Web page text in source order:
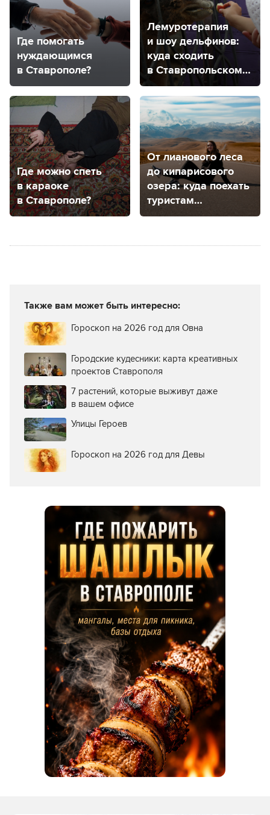
Где помогать
нуждающимся
в Ставрополе?
Лемуротерапия
и шоу дельфинов:
куда сходить
в Ставропольском
крае, чтобы
посмотреть
на животных
Где можно спеть
в караоке
в Ставрополе?
От лианового леса
до кипарисового
озера: куда поехать
туристам
из Ставропольского
погулять
Также вам может быть интересно:
Гороскоп на 2026 год для Овна
Городские кудесники: карта креативных
проектов Ставрополя
7 растений, которые выживут даже
в вашем офисе
Улицы Героев
Гороскоп на 2026 год для Девы